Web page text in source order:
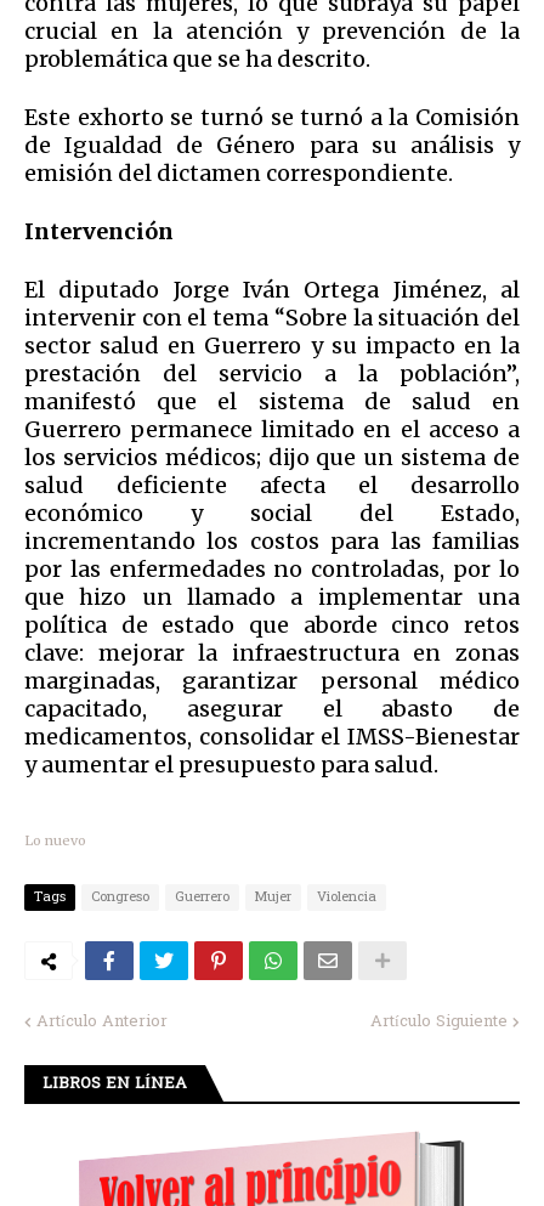
crucial en la atención y prevención de la
problemática que se ha descrito.
Este exhorto se turnó se turnó a la Comisión
de Igualdad de Género para su análisis y
emisión del dictamen correspondiente.
Intervención
El diputado Jorge Iván Ortega Jiménez, al
intervenir con el tema “Sobre la situación del
sector salud en Guerrero y su impacto en la
prestación del servicio a la población”,
manifestó que el sistema de salud en
Guerrero permanece limitado en el acceso a
los servicios médicos; dijo que un sistema de
salud deficiente afecta el desarrollo
económico y social del Estado,
incrementando los costos para las familias
por las enfermedades no controladas, por lo
que hizo un llamado a implementar una
política de estado que aborde cinco retos
clave: mejorar la infraestructura en zonas
marginadas, garantizar personal médico
capacitado, asegurar el abasto de
medicamentos, consolidar el IMSS-Bienestar
y aumentar el presupuesto para salud.
Lo nuevo
Tags Congreso Guerrero Mujer Violencia
Artículo Anterior Artículo Siguiente
LIBROS EN LÍNEA